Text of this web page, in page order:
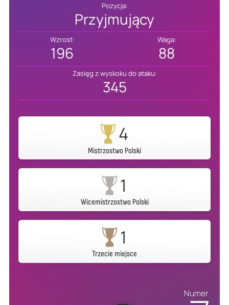
Pozycja:
Przyjmujący
Wzrost:
196
Waga:
88
Zasięg z wyskoku do ataku:
345
4
Mistrzostwo Polski
1
Wicemistrzostwo Polski
1
Trzecie miejsce
Numer